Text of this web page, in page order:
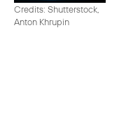
Credits: Shutterstock,
Anton Khrupin